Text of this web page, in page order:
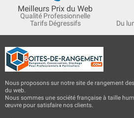
Meilleurs Prix du Web
Qualité Professionnelle
Tarifs Dégressifs
Du
Nous proposons sur notre site de rangement
du web.
Nous sommes une société française à taille
œuvre pour satisfaire nos clients.